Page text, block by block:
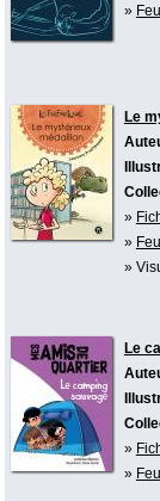
»
Le
»
»
»
Le
»
»